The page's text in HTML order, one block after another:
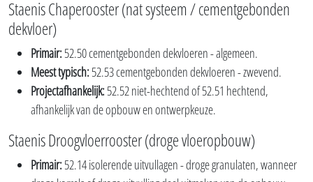
Staenis Chaperooster (nat systeem / cementgebonden
dekvloer)
Primair:52.50 cementgebonden dekvloeren - algemeen.
Meest typisch:52.53 cementgebonden dekvloeren - zwevend.
Projectafhankelijk:52.52 niet-hechtend of 52.51 hechtend,
afhankelijk van de opbouw en ontwerpkeuze.
Staenis Droogvloerrooster (droge vloeropbouw)
Primair:52.14 isolerende uitvullagen - droge granulaten, wanneer